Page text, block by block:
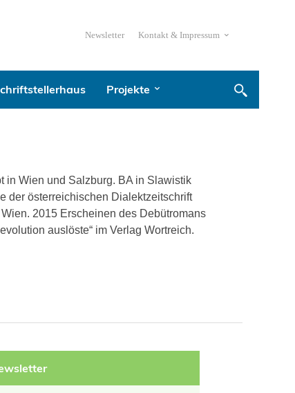
Newsletter Kontakt & Impressum
Projekte
in Wien und Salzburg. BA in Slawistik
der österreichischen Dialektzeitschrift
2015 Erscheinen des Debütromans
auslöste“ im Verlag Wortreich.